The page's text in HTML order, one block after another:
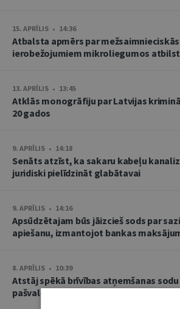
15. APRĪLIS • 14:36
Atbalsta apmērs par
ierobežojumiem mikroliegumos
13. APRĪLIS • 13:45
Atklās monogrāfiju par Latvijas
20 gados
9. APRĪLIS • 14:18
Senāts atzīst, ka sakaru kabeļu
juridiski pielīdzināt glabātavai
9. APRĪLIS • 14:16
Apsūdzētajam būs jāizcieš sods par
apiešanu, izmantojot bankas
8. APRĪLIS • 10:39
Atstāj spēkā brīvības atņemšanas
pašvaldības policistiem